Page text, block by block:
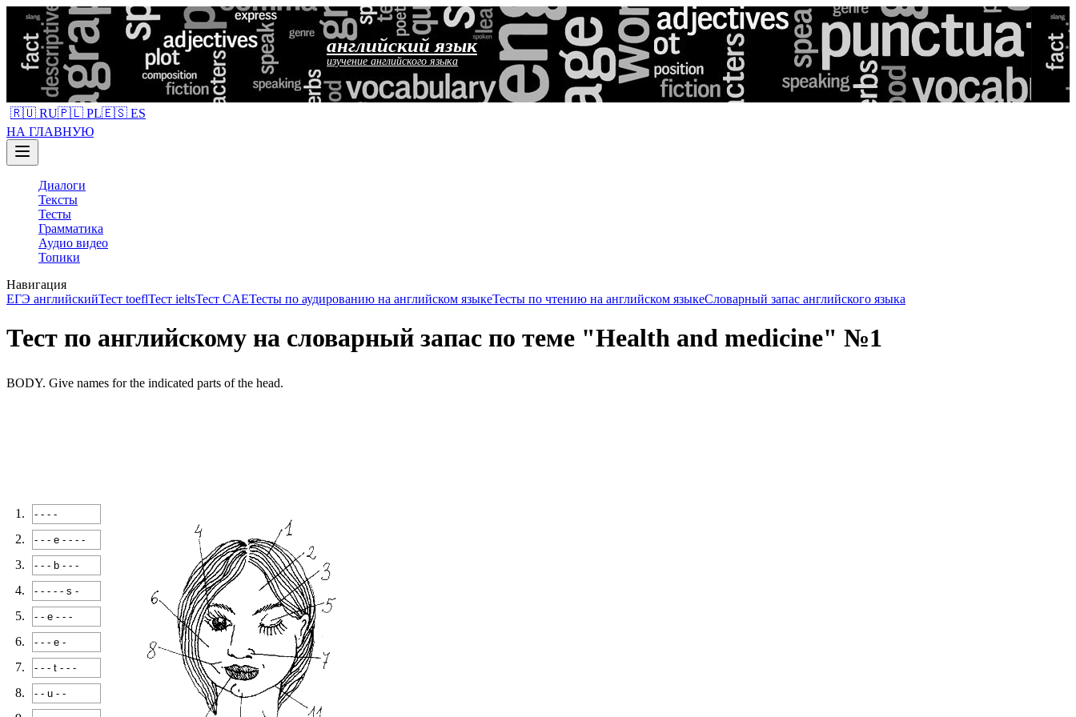
английский язык
изучение английского языка
🇷🇺 RU🇵🇱 PL🇪🇸 ES
НА ГЛАВНУЮ
Диалоги
Тексты
Тесты
Грамматика
Аудио видео
Топики
Навигация
ЕГЭ английскийТест toeflТест ieltsТест CAEТесты по аудированию на английском языкеТесты по чтению на английском языкеСловарный запас английского языка
Тест по английскому на словарный запас по теме "Health and medicine" №1
BODY. Give names for the indicated parts of the head.
1.
2.
3.
4.
5.
6.
7.
8.